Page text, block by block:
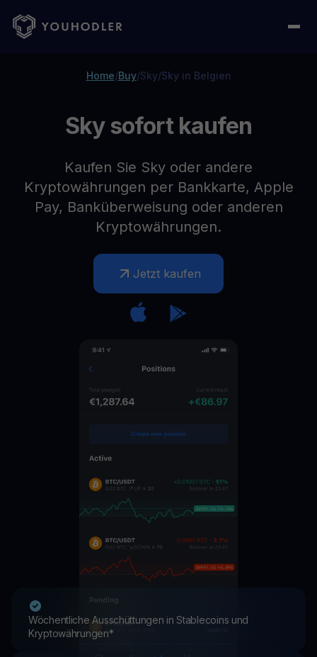
Home/Buy/Sky/Sky in Belgien
Sky sofort kaufen
Kaufen Sie Sky oder andere
Kryptowährungen per Bankkarte, Apple
Pay, Banküberweisung oder anderen
Kryptowährungen.
Jetzt kaufen
Wöchentliche Ausschüttungen in Stablecoins und
Kryptowährungen*